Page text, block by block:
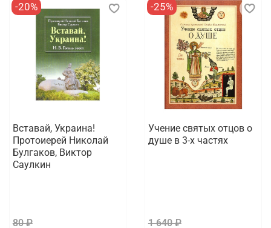
-20%
Вставай, Украина!
Протоиерей Николай
Булгаков, Виктор
Саулкин
80 ₽
-25%
Учение святых отцов о
душе в 3-х частях
1 640 ₽